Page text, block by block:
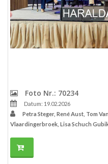
Foto Nr.: 70234
Datum: 19.02.2026
Petra Steger, René Aust, Tom
Vlaardingerbroek, Lisa Schuch